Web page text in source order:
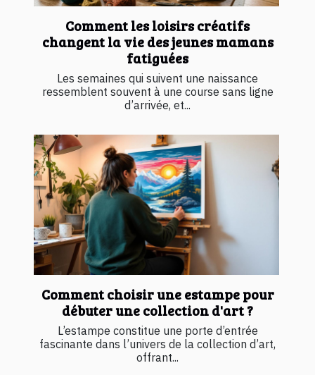
Comment les loisirs créatifs
changent la vie des jeunes mamans
fatiguées
Les semaines qui suivent une naissance
ressemblent souvent à une course sans ligne
d’arrivée, et...
Comment choisir une estampe pour
débuter une collection d'art ?
L’estampe constitue une porte d’entrée
fascinante dans l’univers de la collection d’art,
offrant...